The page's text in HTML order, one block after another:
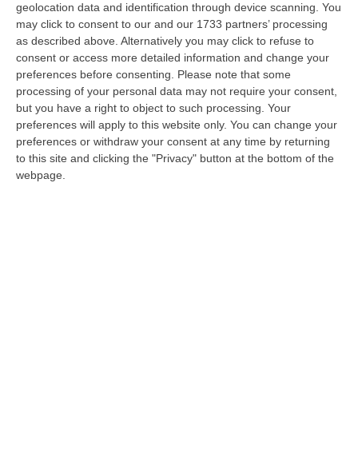
geolocation data and identification through device scanning. You
may click to consent to our and our 1733 partners’ processing
as described above. Alternatively you may click to refuse to
consent or access more detailed information and change your
preferences before consenting.
Please note that some
processing of your personal data may not require your consent,
but you have a right to object to such processing. Your
preferences will apply to this website only. You can change your
preferences or withdraw your consent at any time by returning
to this site and clicking the "Privacy" button at the bottom of the
webpage.
Vaccinazione completa contro la variante
Delta. Le indicazioni dell’Ema
L’Agenzia europea del farmaco invita i
cittadini a completare le dosi. «Tutti i vaccini
offrono alto livello di protezione»
Pubblicato il: 04/08/21 – 16:57